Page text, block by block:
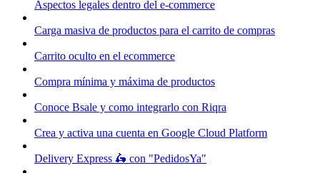
Aspectos legales dentro del e-commerce
Carga masiva de productos para el carrito de compras
Carrito oculto en el ecommerce
Compra mínima y máxima de productos
Conoce Bsale y como integrarlo con Riqra
Crea y activa una cuenta en Google Cloud Platform
Delivery Express 🛵 con "PedidosYa"